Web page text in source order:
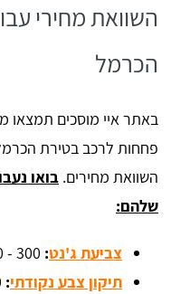
השוואת מחירי
הכרמל
באתר איי מוסכים תמצאו
פחחות לרכב בטירת
השוואת מחירים. בואו
שלהם:
צביעת ג'נט:
תיקון צבע נקודתי: